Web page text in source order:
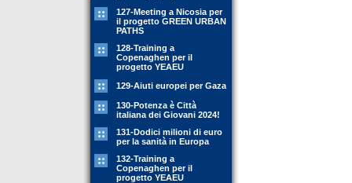
127-Meeting a Nicosia per
il progetto GREEN URBAN
PATHS
128-Training a
Copenaghen per il
progetto YEAEU
129-Aiuti europei per Gaza
130-Potenza è Città
italiana dei Giovani 2024!
131-Dodici milioni di euro
per la sanità in Europa
132-Training a
Copenaghen per il
progetto YEAEU